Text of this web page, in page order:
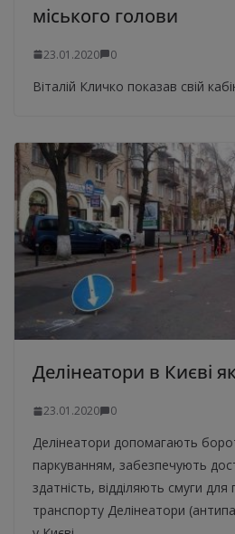
міського голови
23.01.2020 0
Віталій Кличко показав свій
Делінеатори в Києві
23.01.2020 0
Делінеатори допомагають
паркуванням, забезпечують
здатність, відділяють смуги
транспорту Делінеатори